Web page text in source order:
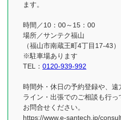
ます。
時間／10：00～15：00
場所／サンテク福山
（福山市南蔵王町4丁目17-43）
※駐車場あります
TEL： 0120-939-992
時間外・休日の予約登録や、
ライン・出張でのご相談も行
お問合せください。
https://www.e-santech.jp/